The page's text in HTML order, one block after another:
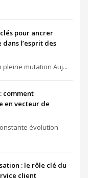
pour ancrer
l’esprit des
mutation Auj...
comment
en vecteur de
évolution
: le rôle clé du
client